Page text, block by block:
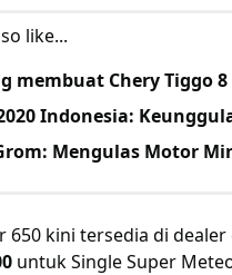
like...
membuat Chery Tiggo
Indonesia:
Mengulas Motor
650 kini tersedia di
untuk Single Super